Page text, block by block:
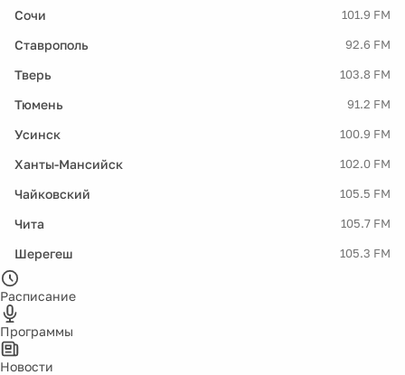
Сочи 101.9 FM
Ставрополь 92.6 FM
Тверь 103.8 FM
Тюмень 91.2 FM
Усинск 100.9 FM
Ханты-Мансийск 102.0 FM
Чайковский 105.5 FM
Чита 105.7 FM
Шерегеш 105.3 FM
Расписание
Программы
Новости